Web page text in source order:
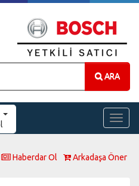
ARA
Haberdar Ol Arkadaşa Öner